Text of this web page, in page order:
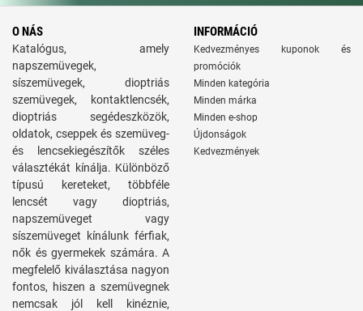
O NÁS
Katalógus, amely
napszemüvegek,
síszemüvegek, dioptriás
szemüvegek, kontaktlencsék,
dioptriás segédeszközök,
oldatok, cseppek és szemüveg-
és lencsekiegészítők széles
választékát kínálja. Különböző
típusú kereteket, többféle
lencsét vagy dioptriás,
napszemüveget vagy
síszemüveget kínálunk férfiak,
nők és gyermekek számára. A
megfelelő kiválasztása nagyon
fontos, hiszen a szemüvegnek
nemcsak jól kell kinéznie,
INFORMÁCIÓ
Kedvezményes kuponok és
promóciók
Minden kategória
Minden márka
Minden e-shop
Újdonságok
Kedvezmények